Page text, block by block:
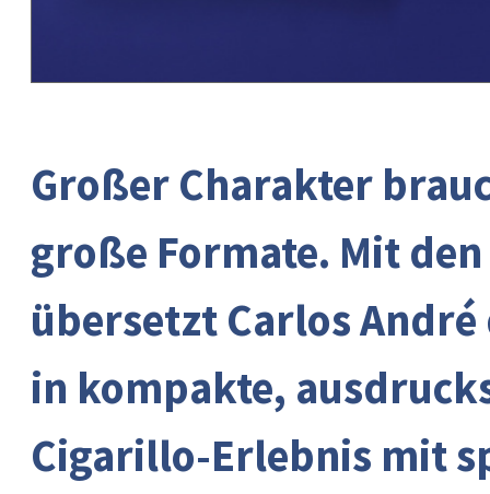
Großer Charakter
große Formate. Mit
übersetzt Carlos
in kompakte,
Cigarillo-Erlebnis mit